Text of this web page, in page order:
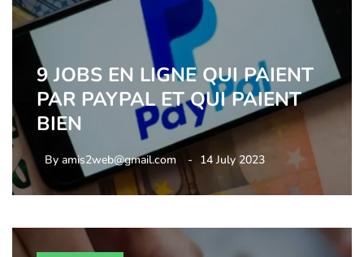
9 JOBS EN LIGNE QUI PAIENT
PAR PAYPAL ET QUI PAIENT
BIEN
By amis2web@gmail.com 14 July 2023